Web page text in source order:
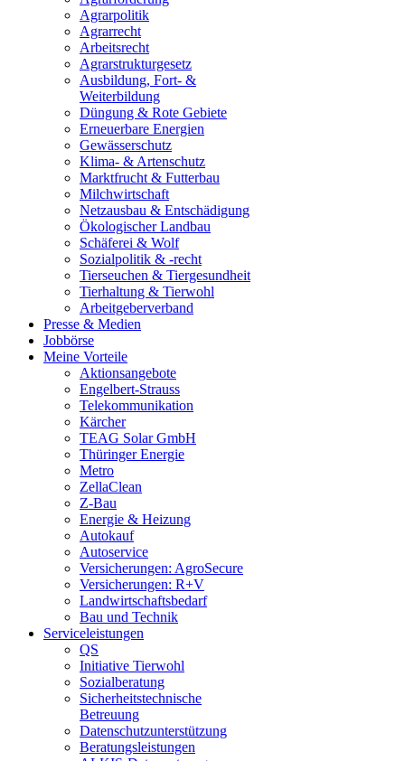
Agrarpolitik
Agrarrecht
Arbeitsrecht
Agrarstrukturgesetz
Ausbildung, Fort- &
Weiterbildung
Düngung & Rote Gebiete
Erneuerbare Energien
Gewässerschutz
Klima- & Artenschutz
Marktfrucht & Futterbau
Milchwirtschaft
Netzausbau & Entschädigung
Ökologischer Landbau
Schäferei & Wolf
Sozialpolitik & -recht
Tierseuchen & Tiergesundheit
Tierhaltung & Tierwohl
Arbeitgeberverband
Presse & Medien
Jobbörse
Meine Vorteile
Aktionsangebote
Engelbert-Strauss
Telekommunikation
Kärcher
TEAG Solar GmbH
Thüringer Energie
Metro
ZellaClean
Z-Bau
Energie & Heizung
Autokauf
Autoservice
Versicherungen: AgroSecure
Versicherungen: R+V
Landwirtschaftsbedarf
Bau und Technik
Service­­leistungen
QS
Initiative Tierwohl
Sozialberatung
Sicherheitstechnische
Betreuung
Datenschutzunterstützung
Beratungsleistungen